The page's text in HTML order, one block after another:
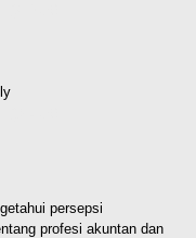
persepsi
profesi akuntan dan